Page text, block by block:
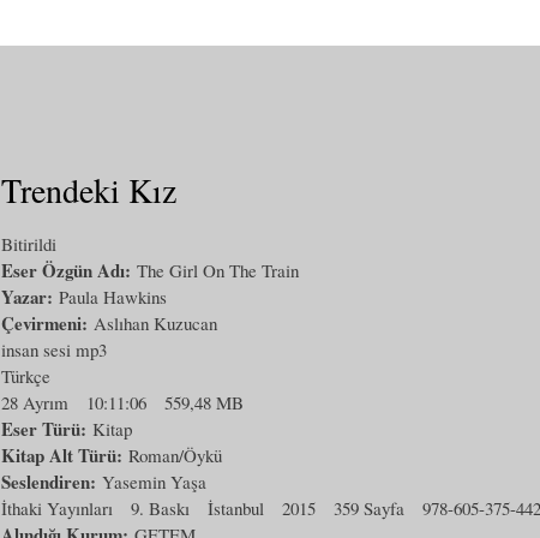
Trendeki Kız
Bitirildi
Eser Özgün Adı: The Girl On The Train
Yazar: Paula Hawkins
Çevirmeni: Aslıhan Kuzucan
insan sesi mp3
Türkçe
28 Ayrım
10:11:06 559,48 MB
Eser Türü: Kitap
Kitap Alt Türü: Roman/Öykü
Seslendiren: Yasemin Yaşa
İthaki Yayınları
9. Baskı İstanbul 2015 359 Sayfa 978-605-375-